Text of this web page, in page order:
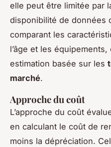
elle peut être limitée par
disponibilité de données
comparant les
l’âge et les
estimation basée sur les
marché.
Approche du coût
L’approche du coût
en calculant le coût de
moins la dépréciation.